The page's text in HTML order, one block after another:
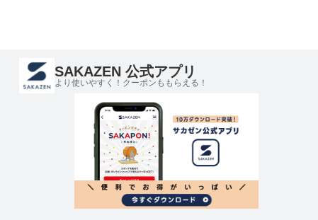
SAKAZEN 公式アプリ
より使いやすく！クーポンももらえる！